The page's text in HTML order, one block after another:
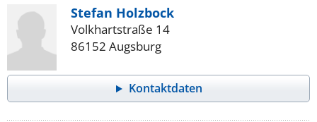
Stefan Holzbock
Volkhartstraße 14
86152 Augsburg
Kontaktdaten